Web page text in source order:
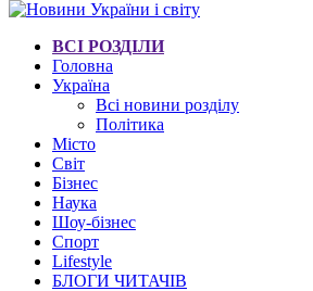
ВСІ РОЗДІЛИ
Головна
Україна
Всі новини розділу
Політика
Місто
Світ
Бізнес
Наука
Шоу-бізнес
Спорт
Lifestyle
БЛОГИ ЧИТАЧІВ